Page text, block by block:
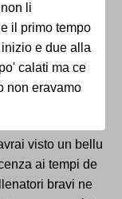
li
il primo tempo
e due alla
calati ma ce
non eravamo
visto un bellu
ai tempi de
bravi ne